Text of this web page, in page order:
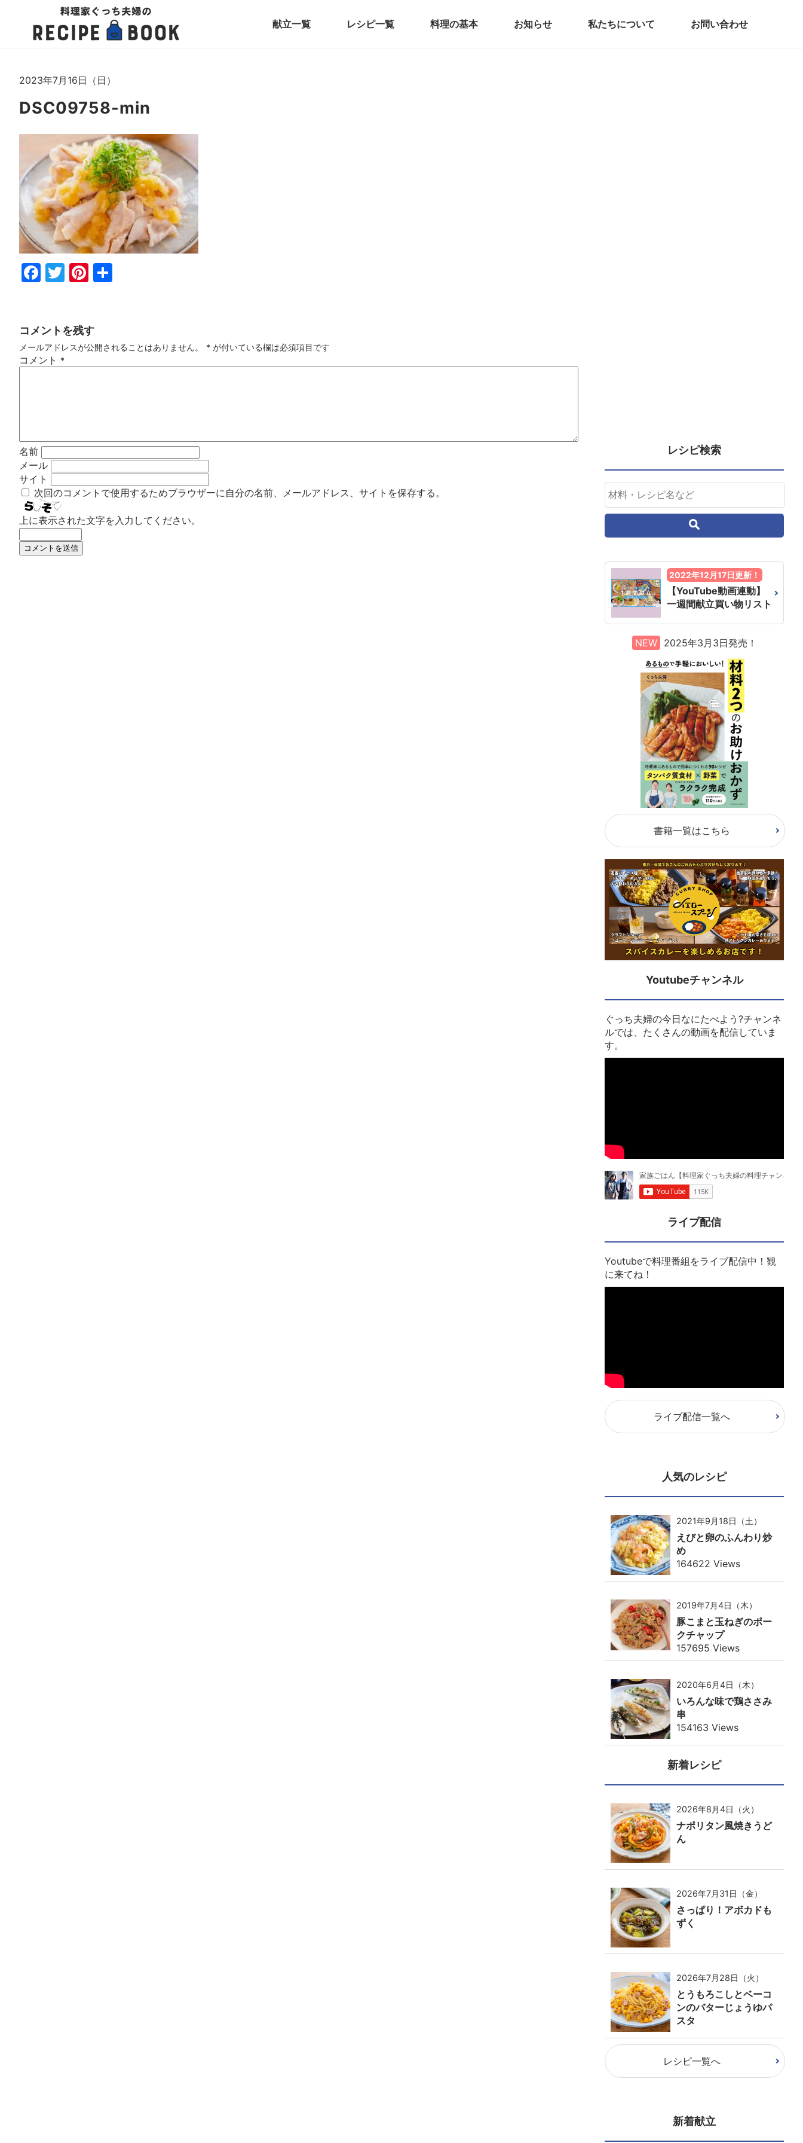
献立一覧 レシピ一覧 料理の基本 お知らせ 私たちについて お問い合わせ
2023年7月16日（日）
DSC09758-min
Fac
Twi
Pin
コメントを残す
メールアドレスが公開されることはありません。 * が付いている欄は必須項目です
コメント *
名前
メール
サイト
次回のコメントで使用するためブラウザーに自分の名前、メールアドレス、サイトを保存する。
上に表示された文字を入力してください。
レシピ検索
2022年12月17日更新！
【YouTube動画連動】
一週間献立買い物リスト
NEW 2025年3月3日発売！
書籍一覧はこちら
Youtubeチャンネル
ぐっち夫婦の今日なにたべよう?チャンネ
ルでは、たくさんの動画を配信していま
す。
ライブ配信
Youtubeで料理番組をライブ配信中！観
に来てね！
ライブ配信一覧へ
人気のレシピ
2021年9月18日（土）
えびと卵のふんわり炒
め
164622 Views
2019年7月4日（木）
豚こまと玉ねぎのポー
クチャップ
157695 Views
2020年6月4日（木）
いろんな味で鶏ささみ
串
154163 Views
新着レシピ
2026年8月4日（火）
ナポリタン風焼きうど
ん
2026年7月31日（金）
さっぱり！アボカドも
ずく
2026年7月28日（火）
とうもろこしとベーコ
ンのバターじょうゆパ
スタ
レシピ一覧へ
新着献立